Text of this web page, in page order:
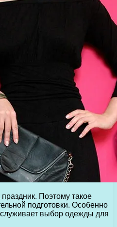
Поэтому такое
подготовки. Особенно
выбор одежды для